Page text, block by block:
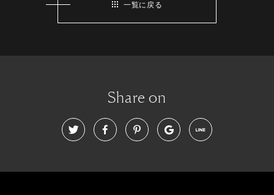
一覧に戻る
Share on